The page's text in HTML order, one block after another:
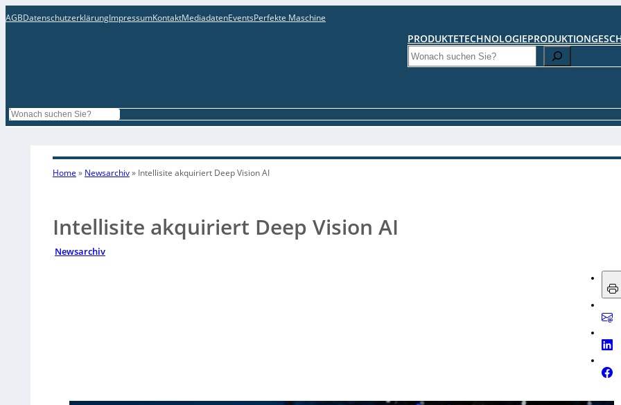
AGBDatenschutzerklärungImpressumKontaktMediadatenEventsPerfekte Maschine
PRODUKTETECHNOLOGIEPRODUKTION
Search
Search
Home » Newsarchiv» Intellisite akquiriert Deep Vision AI
Intellisite akquiriert Deep Vision AI
Newsarchiv